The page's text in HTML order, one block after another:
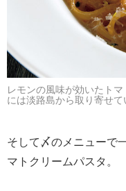
レモンの風味が効いたト
には淡路島から取り寄せ
そして〆のメニューで
マトクリームパスタ。